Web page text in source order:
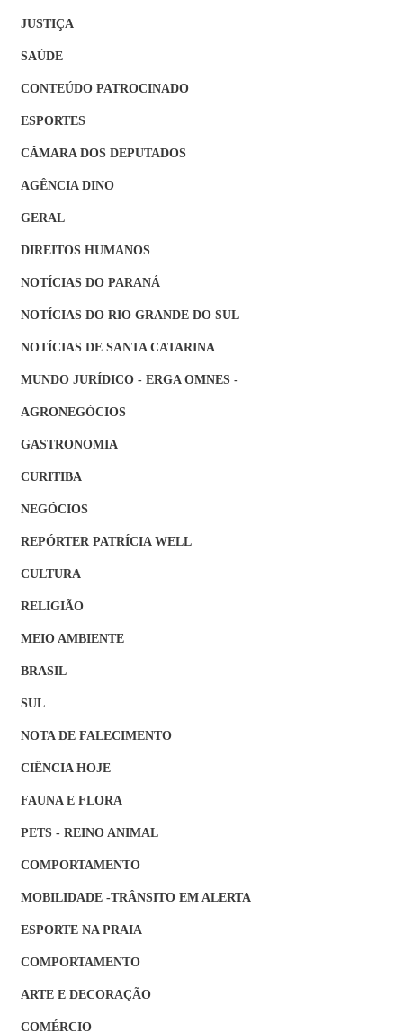
JUSTIÇA
SAÚDE
CONTEÚDO PATROCINADO
ESPORTES
CÂMARA DOS DEPUTADOS
AGÊNCIA DINO
GERAL
DIREITOS HUMANOS
NOTÍCIAS DO PARANÁ
NOTÍCIAS DO RIO GRANDE DO SUL
NOTÍCIAS DE SANTA CATARINA
MUNDO JURÍDICO - ERGA OMNES -
AGRONEGÓCIOS
GASTRONOMIA
CURITIBA
NEGÓCIOS
REPÓRTER PATRÍCIA WELL
CULTURA
RELIGIÃO
MEIO AMBIENTE
BRASIL
SUL
NOTA DE FALECIMENTO
CIÊNCIA HOJE
FAUNA E FLORA
PETS - REINO ANIMAL
COMPORTAMENTO
MOBILIDADE -TRÂNSITO EM ALERTA
ESPORTE NA PRAIA
COMPORTAMENTO
ARTE E DECORAÇÃO
COMÉRCIO